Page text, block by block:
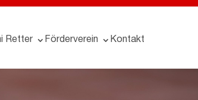
Retter Förderverein Kontakt